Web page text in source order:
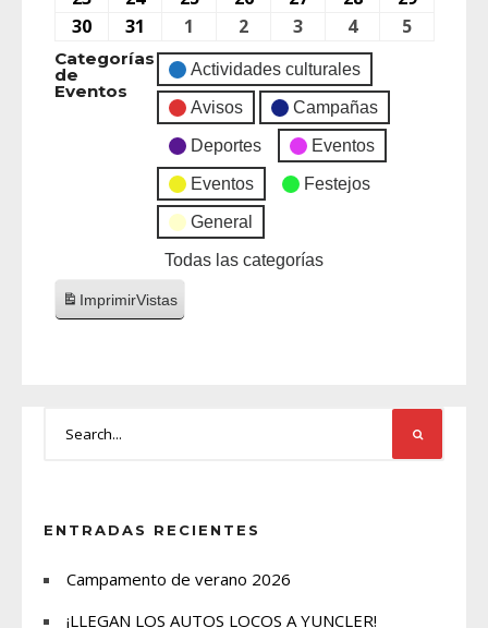
30
31 1 2 3 4 5
Categorías
de
Eventos
Actividades culturales
Avisos Campañas
Deportes Eventos
Eventos Festejos
General
Todas las categorías
ImprimirVistas
ENTRADAS RECIENTES
Campamento de verano 2026
¡LLEGAN LOS AUTOS LOCOS A YUNCLER!